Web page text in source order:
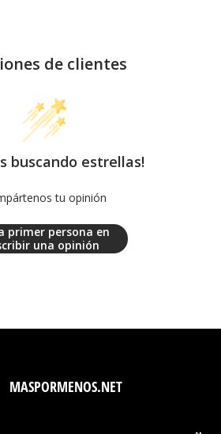
de clientes
buscando estrellas!
tu opinión
primer persona en
una opinión
MASPORMENOS.NET